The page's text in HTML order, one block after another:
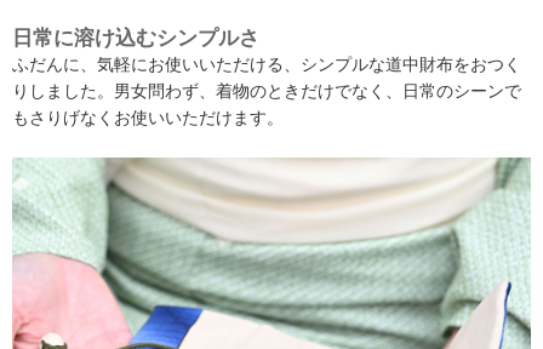
日常に溶け込むシンプルさ
ふだんに、気軽にお使いいただける、シンプルな道中財布をおつく
りしました。男女問わず、着物のときだけでなく、日常のシーンで
もさりげなくお使いいただけます。